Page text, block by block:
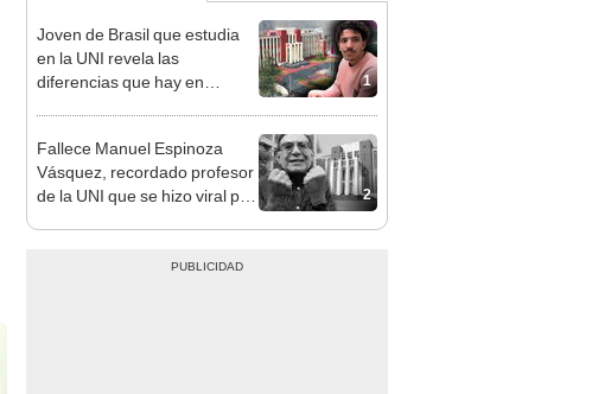
1
Joven de Brasil que estudia
en la UNI revela las
diferencias que hay en
2
Fallece Manuel Espinoza
Vásquez, recordado profesor
de la UNI que se hizo viral por